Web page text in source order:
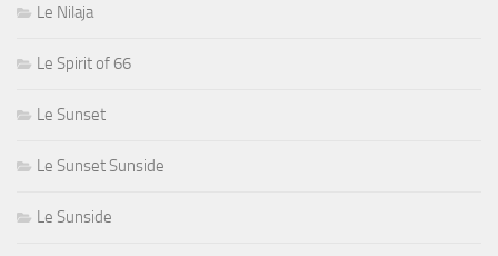
Le Nilaja
Le Spirit of 66
Le Sunset
Le Sunset Sunside
Le Sunside